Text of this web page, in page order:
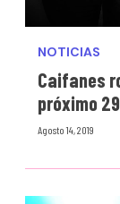
NOTICIAS
Caifanes
próximo
Agosto 14, 2019